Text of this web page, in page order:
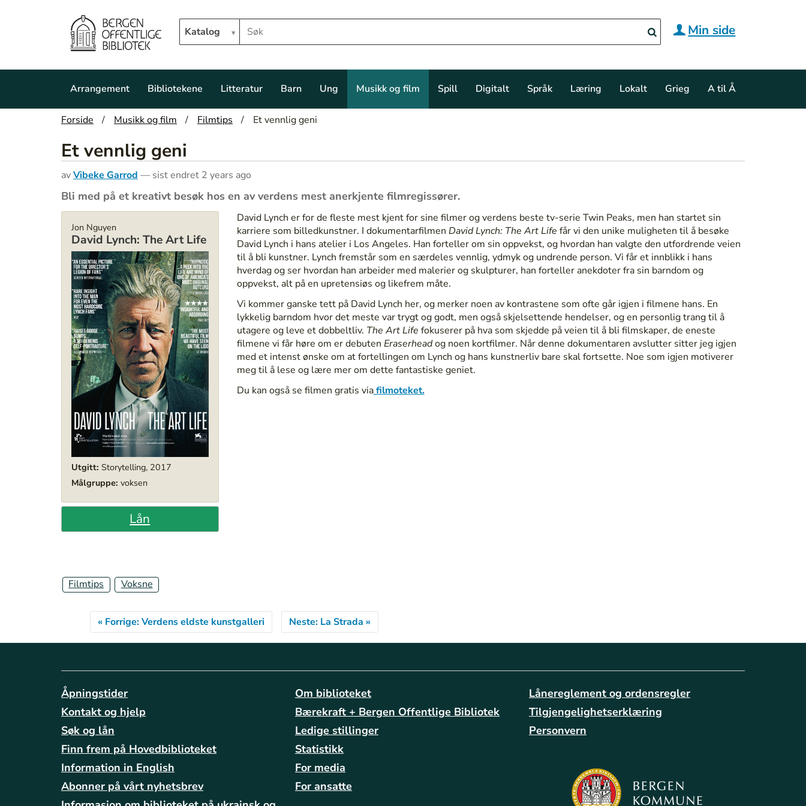
Hopp til hovedinnhold
Søk i biblioteket
Katalog Min side
Arrangement Bibliotekene Litteratur Barn Ung Musikk og film Spill Digitalt Språk Læring Lokalt Grieg A til Å
D
e
r
h
r
:
Forside Musikk og film Filmtips Et vennlig geni
Et vennlig geni
avVibeke Garrod — sist endret 2 years ago
Bli med på et kreativt besøk hos en av verdens mest anerkjente filmregissører.
Jon Nguyen
David Lynch: The Art Life
Utgitt: Storytelling, 2017
Målgruppe: voksen
Lån
David Lynch er for de fleste mest kjent for sine filmer og verdens beste tv-serie Twin Peaks, men han startet sin
karriere som billedkunstner. I dokumentarfilmen David Lynch: The Art Life får vi den unike muligheten til å besøke
David Lynch i hans atelier i Los Angeles. Han forteller om sin oppvekst, og hvordan han valgte den utfordrende veien
til å bli kunstner. Lynch fremstår som en særdeles vennlig, ydmyk og undrende person. Vi får et innblikk i hans
hverdag og ser hvordan han arbeider med malerier og skulpturer, han forteller anekdoter fra sin barndom og
oppvekst, alt på en upretensiøs og likefrem måte.
Vi kommer ganske tett på David Lynch her, og merker noen av kontrastene som ofte går igjen i filmene hans. En
lykkelig barndom hvor det meste var trygt og godt, men også skjelsettende hendelser, og en personlig trang til å
utagere og leve et dobbeltliv. The Art Life fokuserer på hva som skjedde på veien til å bli filmskaper, de eneste
filmene vi får høre om er debuten Eraserheadog noen kortfilmer. Når denne dokumentaren avslutter sitter jeg igjen
med et intenst ønske om at fortellingen om Lynch og hans kunstnerliv bare skal fortsette. Noe som igjen motiverer
meg til å lese og lære mer om dette fantastiske geniet.
Du kan også se filmen gratis viafilmoteket.
Filmtips Voksne
« Forrige: Verdens eldste kunstgalleri Neste: La Strada »
Åpningstider
Kontakt og hjelp
Søk og lån
Finn frem på Hovedbiblioteket
Information in English
Abonner på vårt nyhetsbrev
Om biblioteket
Bærekraft + Bergen Offentlige Bibliotek
Ledige stillinger
Statistikk
For media
For ansatte
Lånereglement og ordensregler
Tilgjengelighetserklæring
Personvern